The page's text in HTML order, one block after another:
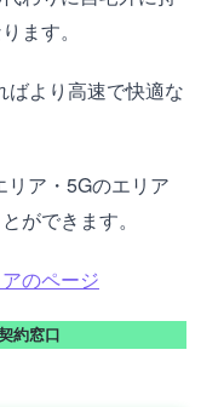
ます。
ばより高速で快適な
ア・5Gのエリア
ができます。
のページ
約窓口